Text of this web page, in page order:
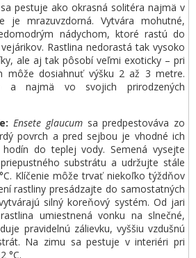
pestuje ako okrasná solitéra najmä v
je mrazuvzdorná. Vytvára mohutné,
nádychom, ktoré rastú do
Rastlina nedorastá tak vysoko
ale aj tak pôsobí veľmi exoticky – pri
môže dosiahnuť výšku 2 až 3 metre.
a najmä vo svojich prirodzených
Ensete glaucumsa predpestováva zo
povrch a pred sejbou je vhodné ich
do teplej vody. Semená vysejte
substrátu a udržujte stále
Klíčenie môže trvať niekoľko týždňov
rastliny presádzajte do samostatných
silný koreňový systém. Od jari
umiestnená vonku na slnečné,
pravidelnú zálievku, vyššiu vzdušnú
Na zimu sa pestuje v interiéri pri
°C.